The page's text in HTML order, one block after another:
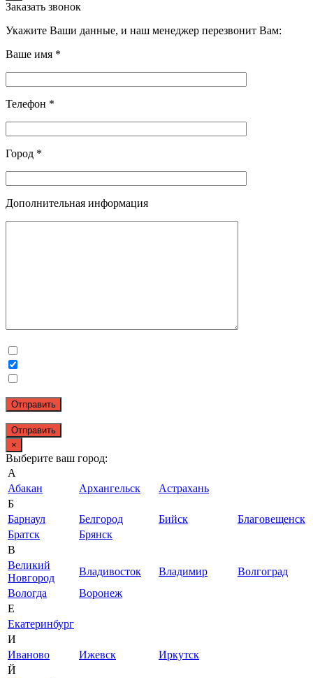
Заказать звонок
Укажите Ваши данные, и наш менеджер перезвонит Вам:
Ваше имя *
Телефон *
Город *
Дополнительная информация
Отправить
×
Выберите ваш город:
А
Абакан
Архангельск
Астрахань
Б
Барнаул
Белгород Бийск
Благовещенск
Братск
Брянск
В
Великий
Новгород
Владивосток Владимир
Волгоград
Вологда
Воронеж
Е
Екатеринбург
И
Иваново
Ижевск
Иркутск
Й